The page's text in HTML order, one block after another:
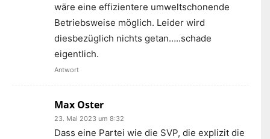
wäre eine effizientere umweltschonende
Betriebsweise möglich. Leider wird
diesbezüglich nichts getan…..schade
eigentlich.
Antwort
Max Oster
23. Mai 2023 um 8:32
Dass eine Partei wie die SVP, die explizit die